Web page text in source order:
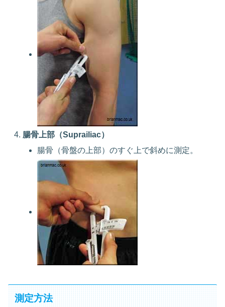
腸骨上部（Suprailiac）
腸骨（骨盤の上部）のすぐ上で斜めに測定。
測定方法